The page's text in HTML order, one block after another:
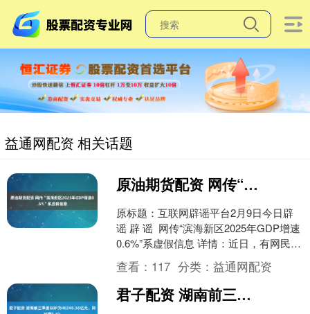
益通网配资 相关话题
原油期货配资 网传“滨海新区2025年GDP增速0.6%”系虚假信息
原标题：互联网辟谣平台2月9日今日辟
谣 辟 谣 网传“滨海新区2025年GDP增速
0.6%”系虚假信息 详情：近日，有网民在
网络平台发布视频称“2025年GD....
查看： 117 分类：益通网配资
君子配资 湖南前三季度GDP为40240.56亿元，同比增5.4%